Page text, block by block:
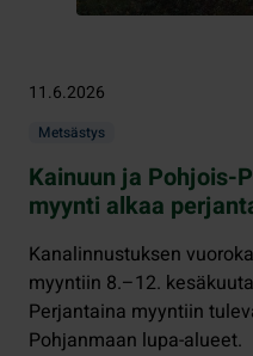
11.6.2026
Metsästys
Kainuun ja Pohjois-
myynti alkaa
Kanalinnustuksen
myyntiin 8.–12.
Perjantaina myyntiin
Pohjanmaan lupa-alueet.